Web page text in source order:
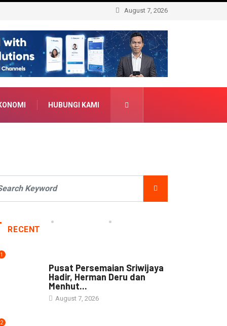
August 7, 2026
HUBUNGI KAMI
RECENT
1
Pusat Persemaian Sriwijaya
Hadir, Herman Deru dan
Menhut...
August 7, 2026
2